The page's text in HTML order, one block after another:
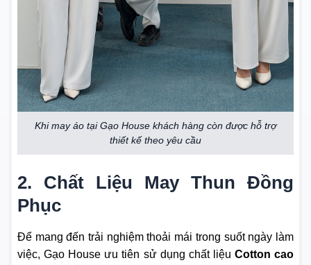
Khi may áo tại Gạo House khách hàng còn được hỗ trợ
thiết kế theo yêu cầu
2. Chất Liệu May Thun Đồng
Phục
Để mang đến trải nghiệm thoải mái trong suốt ngày làm
việc, Gạo House ưu tiên sử dụng chất liệu Cotton cao